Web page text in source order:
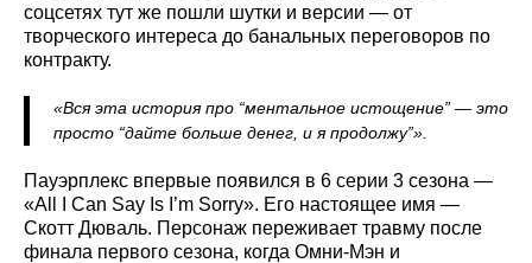
соцсетях тут же пошли шутки и версии — от
творческого интереса до банальных переговоров по
контракту.
«Вся эта история про “ментальное истощение” — это
просто “дайте больше денег, и я продолжу”».
Пауэрплекс впервые появился в 6 серии 3 сезона —
«All I Can Say Is I’m Sorry». Его настоящее имя —
Скотт Дюваль. Персонаж переживает травму после
финала первого сезона, когда Омни‑Мэн и